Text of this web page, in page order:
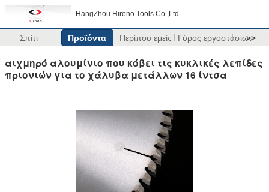
HangZhou Hirono Tools Co.,Ltd
Σπίτι Προϊόντα Περίπου εμείς Γύρος εργοστασίων
>>
αιχμηρό αλουμίνιο που κόβει τις κυκλικές λεπίδες
πριονιών για το χάλυβα μετάλλων 16 ίντσα